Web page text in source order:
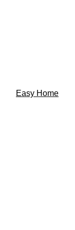
Easy Home